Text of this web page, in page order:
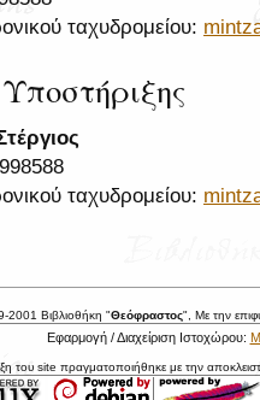
ταχυδρομείου:
ταχυδρομείου:
2001 Βιβλιοθήκη "Θεόφραστος", Με την
Εφαρμογή / Διαχείριση Ιστοχώρου:
του site πραγματοποιήθηκε με την